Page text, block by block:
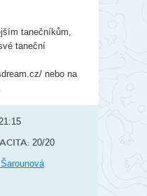
tanečníkům,
taneční
nebo na
20/20